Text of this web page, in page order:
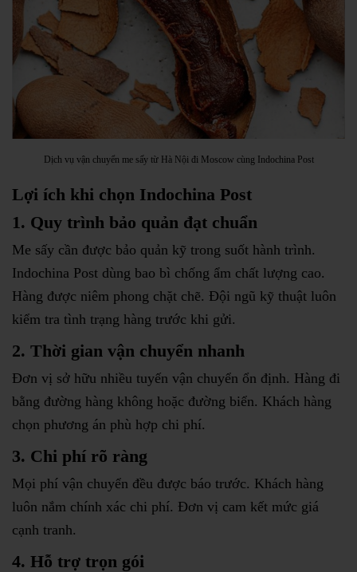
Dịch vụ vận chuyển me sấy từ Hà Nội đi Moscow cùng Indochina Post
Lợi ích khi chọn Indochina Post
1. Quy trình bảo quản đạt chuẩn
Me sấy cần được bảo quản kỹ trong suốt hành trình.
Indochina Post dùng bao bì chống ẩm chất lượng cao.
Hàng được niêm phong chặt chẽ. Đội ngũ kỹ thuật luôn
kiểm tra tình trạng hàng trước khi gửi.
2. Thời gian vận chuyển nhanh
Đơn vị sở hữu nhiều tuyến vận chuyển ổn định. Hàng đi
bằng đường hàng không hoặc đường biển. Khách hàng
chọn phương án phù hợp chi phí.
3. Chi phí rõ ràng
Mọi phí vận chuyển đều được báo trước. Khách hàng
luôn nắm chính xác chi phí. Đơn vị cam kết mức giá
cạnh tranh.
4. Hỗ trợ trọn gói